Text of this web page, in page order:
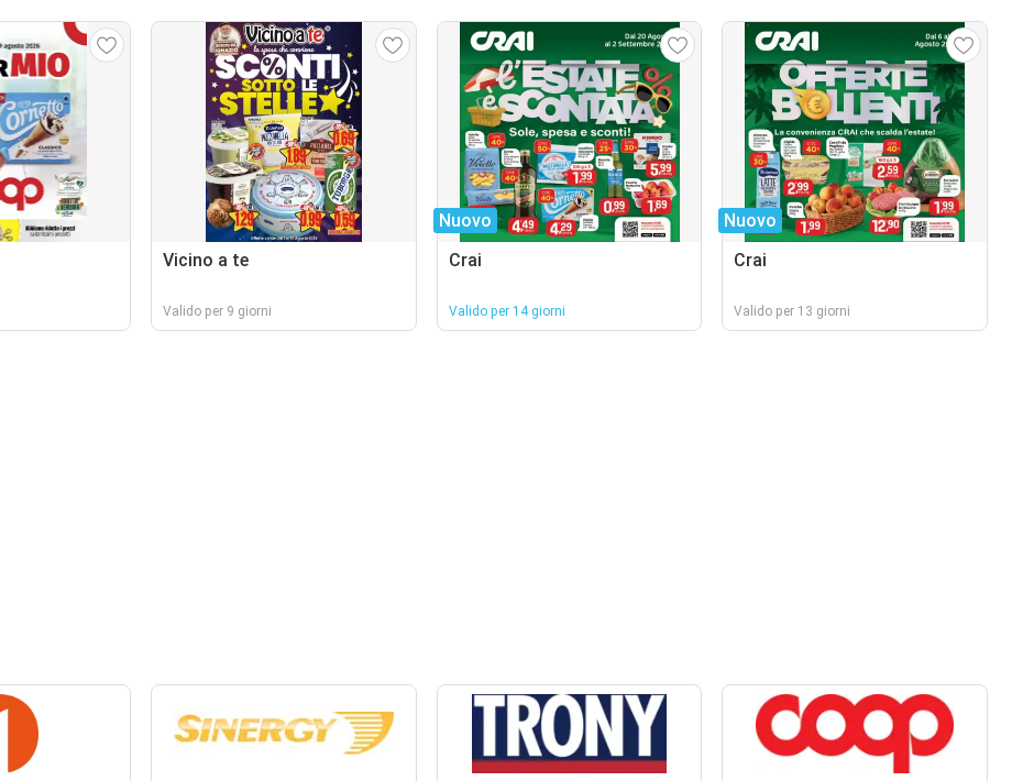
Vicino a te
Valido per 9 giorni
Nuovo
Crai
Valido per 14 giorni
Nuovo
Crai
Valido per 13 giorni